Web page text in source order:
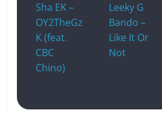
Sha EK –
OY2TheGz
K (feat.
CBC
Chino)
Leeky G
Bando –
Like It Or
Not